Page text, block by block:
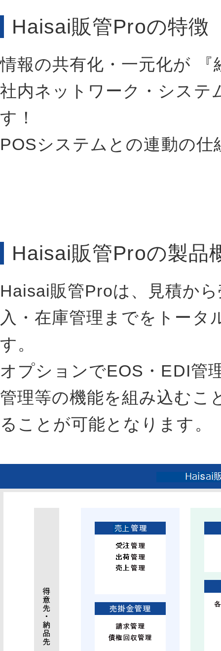
Haisai販管Proの特徴
情報の共有化・一元化が
社内ネットワーク・システ
す！
POSシステムとの連動の
Haisai販管Proの製品
Haisai販管Proは、見積か
入・在庫管理までをトータ
す。
オプションでEOS・EDI管
管理等の機能を組み込むこ
ることが可能となります。